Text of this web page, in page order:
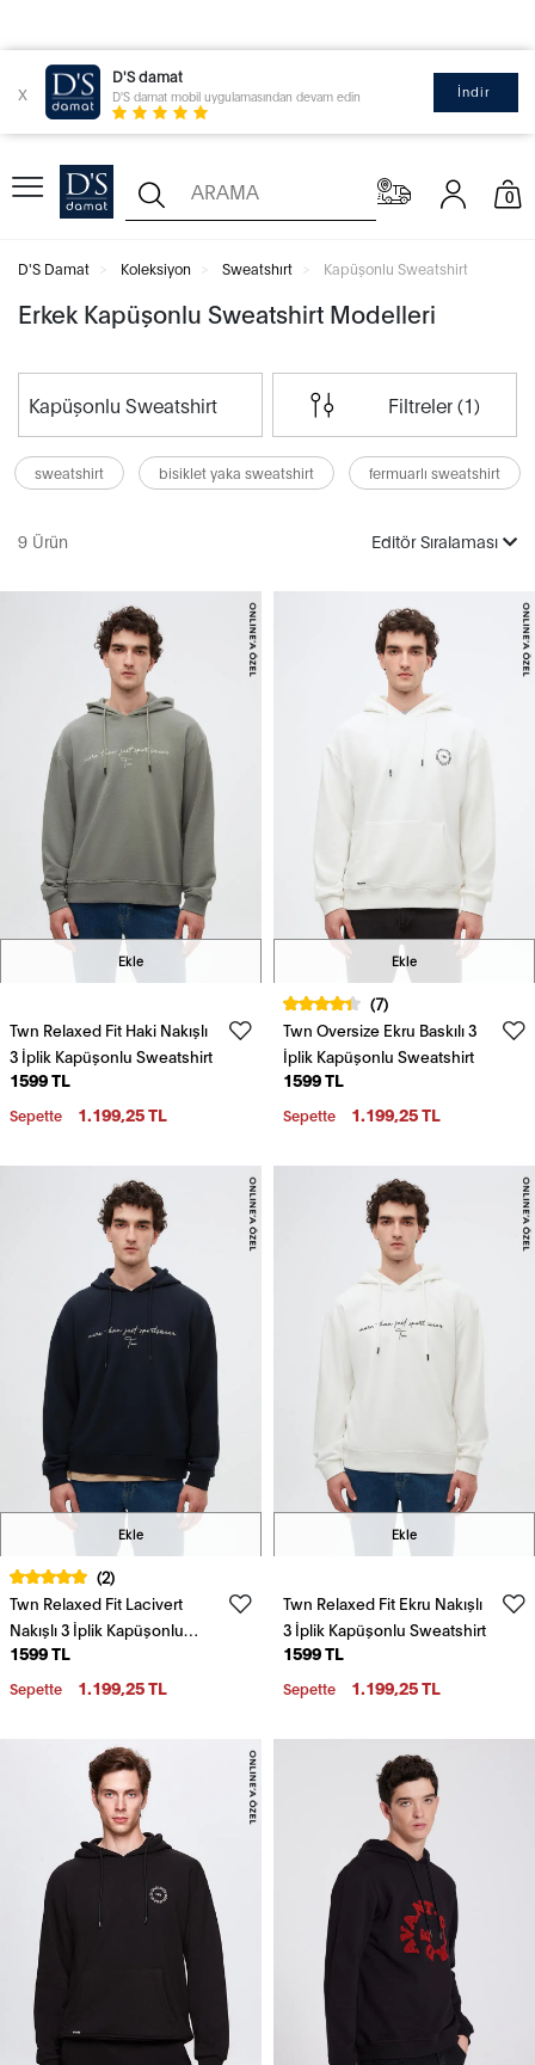
x
D'S damat
D'S damat mobil uygulamasından devam edin İndir
0
D'S Damat Koleksiyon Sweatshırt Kapüşonlu Sweatshirt
Erkek Kapüşonlu Sweatshirt Modelleri
Kapüşonlu Sweatshirt Filtreler (1)
sweatshirt bisiklet yaka sweatshirt fermuarlı sweatshirt
9 Ürün Editör Sıralaması
Ekle
Twn Relaxed Fit Haki Nakışlı
3 İplik Kapüşonlu Sweatshirt
1599 TL
Sepette 1.199,25 TL
Ekle
(7)
Twn Oversize Ekru Baskılı 3
İplik Kapüşonlu Sweatshirt
1599 TL
Sepette 1.199,25 TL
Ekle
(2)
Twn Relaxed Fit Lacivert
Nakışlı 3 İplik Kapüşonlu
Sweatshirt
1599 TL
Sepette 1.199,25 TL
Ekle
Twn Relaxed Fit Ekru Nakışlı
3 İplik Kapüşonlu Sweatshirt
1599 TL
Sepette 1.199,25 TL